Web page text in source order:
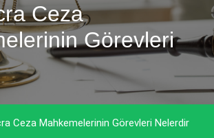
Ceza
Görevleri
Ceza Mahkemelerinin Görevleri Nelerdir